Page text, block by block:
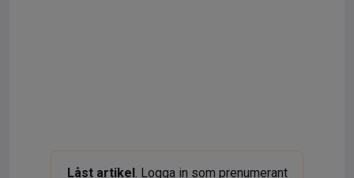
Låst artikel . Logga in som prenumerant